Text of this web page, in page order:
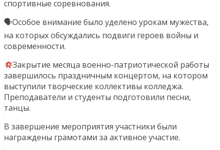
спортивные соревнования.
🗣Особое внимание было уделено урокам мужества,
на которых обсуждались подвиги героев войны и
современности.
Закрытие месяца военно-патриотической работы
завершилось праздничным концертом, на котором
выступили творческие коллективы колледжа.
Преподаватели и студенты подготовили песни,
танцы.
В завершение мероприятия участники были
награждены грамотами за активное участие.